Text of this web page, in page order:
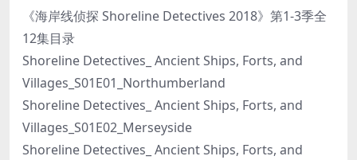
《海岸线侦探 Shoreline Detectives 2018》第1-3季全
12集目录
Shoreline Detectives_ Ancient Ships, Forts, and
Villages_S01E01_Northumberland
Shoreline Detectives_ Ancient Ships, Forts, and
Villages_S01E02_Merseyside
Shoreline Detectives_ Ancient Ships, Forts, and